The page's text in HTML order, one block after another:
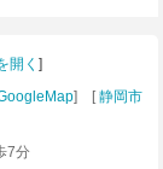
開く]
] [静岡市
7分